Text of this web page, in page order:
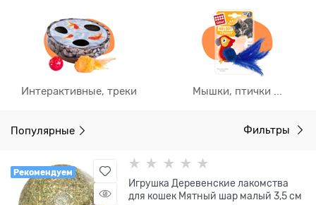
Интерактивные, треки Мышки, птички ...
Популярные Фильтры
Рекомендуем
Игрушка Деревенские лакомства
для кошек Мятный шар малый 3,5 см